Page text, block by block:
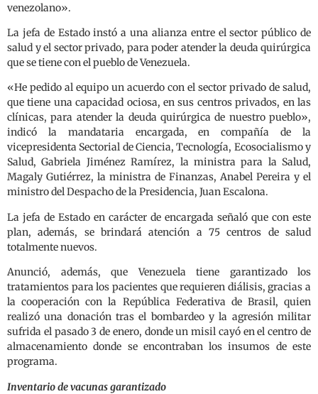
venezolano».
La jefa de Estado instó a una alianza entre el sector público de
salud y el sector privado, para poder atender la deuda quirúrgica
que se tiene con el pueblo de Venezuela.
«He pedido al equipo un acuerdo con el sector privado de salud,
que tiene una capacidad ociosa, en sus centros privados, en las
clínicas, para atender la deuda quirúrgica de nuestro pueblo»,
indicó la mandataria encargada, en compañía de la
vicepresidenta Sectorial de Ciencia, Tecnología, Ecosocialismo y
Salud, Gabriela Jiménez Ramírez, la ministra para la Salud,
Magaly Gutiérrez, la ministra de Finanzas, Anabel Pereira y el
ministro del Despacho de la Presidencia, Juan Escalona.
La jefa de Estado en carácter de encargada señaló que con este
plan, además, se brindará atención a 75 centros de salud
totalmente nuevos.
Anunció, además, que Venezuela tiene garantizado los
tratamientos para los pacientes que requieren diálisis, gracias a
la cooperación con la República Federativa de Brasil, quien
realizó una donación tras el bombardeo y la agresión militar
sufrida el pasado 3 de enero, donde un misil cayó en el centro de
almacenamiento donde se encontraban los insumos de este
programa.
Inventario de vacunas garantizado